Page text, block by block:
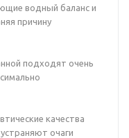
водный баланс и
причину
подходят очень
качества
очаги